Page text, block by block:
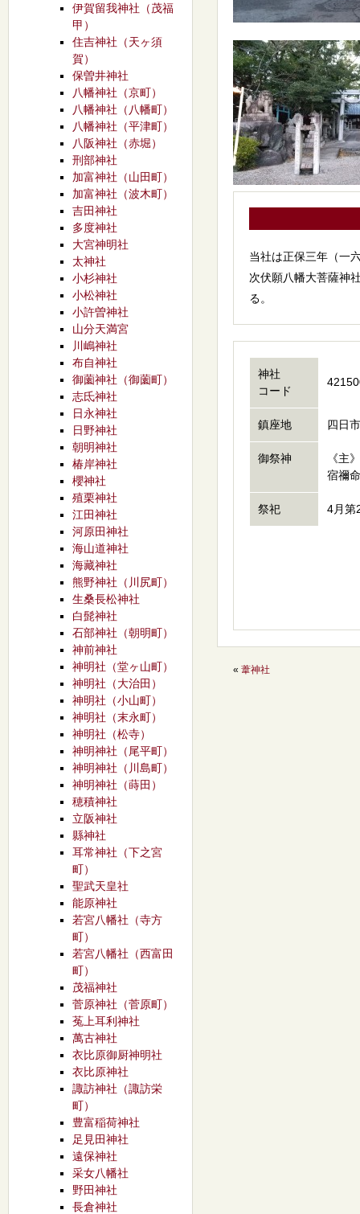
当社は正保三年（一
次伏願八幡大菩薩神
る。
神社
コード
鎮座地 四日
御祭神
《主
宿禰命
祭祀 4月第
« 葦神社
伊賀留我神社（茂福
甲）
住吉神社（天ヶ須
賀）
保曽井神社
八幡神社（京町）
八幡神社（八幡町）
八幡神社（平津町）
八阪神社（赤堀）
刑部神社
加富神社（山田町）
加富神社（波木町）
吉田神社
多度神社
大宮神明社
太神社
小杉神社
小松神社
小許曽神社
山分天満宮
川嶋神社
布自神社
御薗神社（御薗町）
志氐神社
日永神社
日野神社
朝明神社
椿岸神社
櫻神社
殖栗神社
江田神社
河原田神社
海山道神社
海藏神社
熊野神社（川尻町）
生桑長松神社
白髭神社
石部神社（朝明町）
神前神社
神明社（堂ヶ山町）
神明社（大治田）
神明社（小山町）
神明社（末永町）
神明社（松寺）
神明神社（尾平町）
神明神社（川島町）
神明神社（蒔田）
穂積神社
立阪神社
縣神社
耳常神社（下之宮
町）
聖武天皇社
能原神社
若宮八幡社（寺方
町）
若宮八幡社（西富田
町）
茂福神社
菅原神社（菅原町）
菟上耳利神社
萬古神社
衣比原御厨神明社
衣比原神社
諏訪神社（諏訪栄
町）
豊富稲荷神社
足見田神社
遠保神社
采女八幡社
野田神社
長倉神社